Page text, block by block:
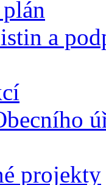
a
projekty